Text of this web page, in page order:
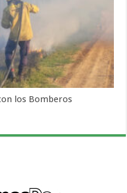
los Bomberos